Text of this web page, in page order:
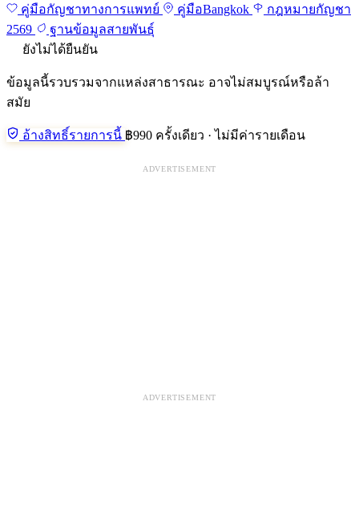
คู่มือกัญชาทางการแพทย์ คู่มือBangkok
กฎหมายกัญชา
2569
ฐานข้อมูลสายพันธุ์
ยังไม่ได้ยืนยัน
ข้อมูลนี้รวบรวมจากแหล่งสาธารณะ อาจไม่สมบูรณ์หรือล้า
สมัย
อ้างสิทธิ์รายการนี้ ฿990 ครั้งเดียว · ไม่มีค่ารายเดือน
ADVERTISEMENT
ADVERTISEMENT